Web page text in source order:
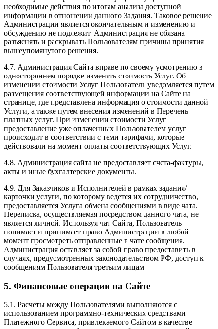
необходимые действия по итогам анализа доступной
информации в отношении данного Задания. Таковое решение
Администрации является окончательным и изменению и
обсуждению не подлежит. Администрация не обязана
разъяснять и раскрывать Пользователям причины принятия
вышеупомянутого решения.
4.7. Администрация Сайта вправе по своему усмотрению в
одностороннем порядке изменять стоимость Услуг. Об
изменении стоимости Услуг Пользователь уведомляется путем
размещения соответствующей информации на Сайте на
странице, где представлена информация о стоимости данной
Услуги, а также путем внесения изменений в Перечень
платных услуг. При изменении стоимости Услуг
предоставление уже оплаченных Пользователем услуг
происходит в соответствии с теми тарифами, которые
действовали на момент оплаты соответствующих Услуг.
4.8. Администрация сайта не предоставляет счета-фактуры,
акты и иные бухгалтерские документы.
4.9. Для Заказчиков и Исполнителей в рамках задания/
карточки услуги, по которому ведется их сотрудничество,
предоставляется Услуга обмена сообщениями в виде чата.
Переписка, осуществляемая посредством данного чата, не
является личной. Используя чат Сайта, Пользователь
понимает и принимает право Администрации в любой
момент просмотреть отправленные в чате сообщения.
Администрация оставляет за собой право предоставить в
случаях, предусмотренных законодательством РФ, доступ к
сообщениям Пользователя третьим лицам.
5. Финансовые операции на Сайте
5.1. Расчеты между Пользователями выполняются с
использованием программно-технических средствами
Платежного Сервиса, привлекаемого Сайтом в качестве